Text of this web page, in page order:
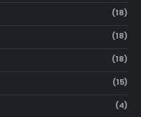
(18)
(18)
(18)
(15)
(4)